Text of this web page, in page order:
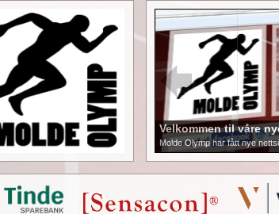
Velkommen til våre
Molde Olymp har fått nye